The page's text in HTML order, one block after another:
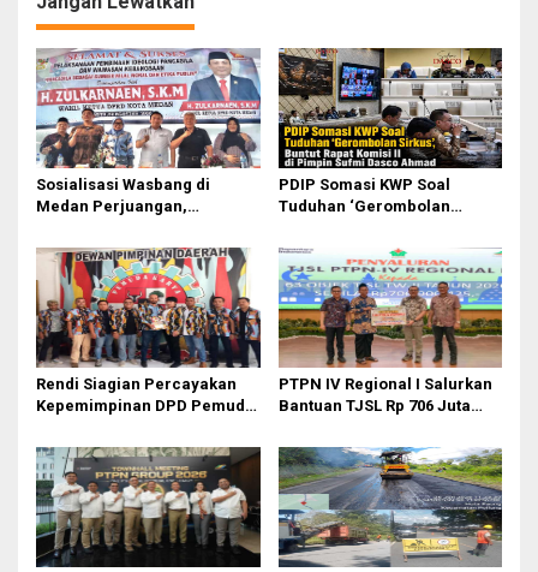
a
s
i
p
o
s
Sosialisasi Wasbang di
Medan Perjuangan,
Perjuangkan Ruang Bermain
Anak
PDIP Somasi KWP Soal
Tuduhan ‘Gerombolan
II Dipimpin Sufmi Dasco
Ahmad
Rendi Siagian Percayakan
Kepemimpinan DPD Pemuda
kepada Josef Sembiring
PTPN IV Regional I Salurkan
Bantuan TJSL Rp 706 Juta
Berkelanjutan